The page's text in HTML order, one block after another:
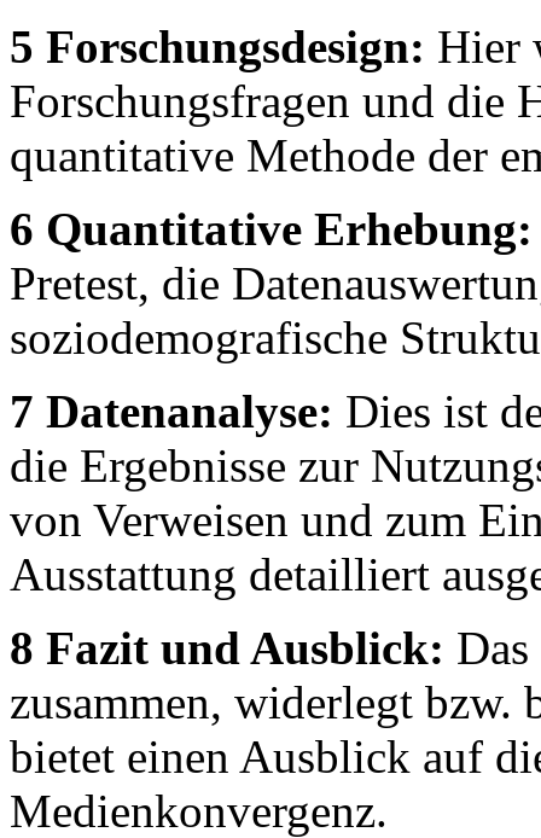
5 Forschungsdesign: Hier
Forschungsfragen und die
quantitative Methode der
6 Quantitative Erhebung:
Pretest, die
soziodemografische
7 Datenanalyse: Dies ist
die Ergebnisse zur
von Verweisen und zum
Ausstattung detailliert
8 Fazit und Ausblick:
zusammen, widerlegt bzw.
bietet einen Ausblick auf
Medienkonvergenz.